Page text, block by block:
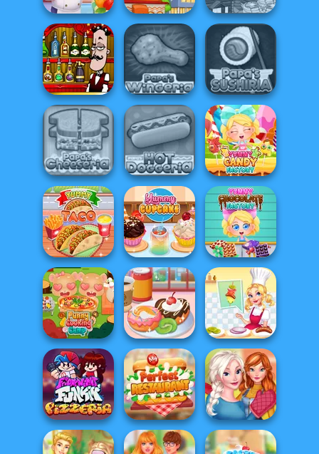
Hamburger
Cooking Mania
Papa's Taco Mia
Papa's
Pancakeria
Bartender The
Right Mix
Papa's Wingeria Papa's Sushiria
Papa's Cheeseria
Papa's Hot
Doggeria
Yummy Candy
Factory
Yummy Taco Yummy Cupcake
Yummy
Chocolate
Factory
Funny Cooking
Camp
Yummy Donut
Factory
Michelin Star
Chef